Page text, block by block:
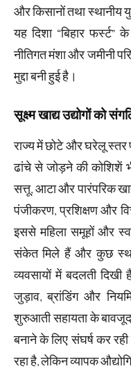
और किसानों तथा
यह दिशा “बिहार
नीतिगत मंशा और जमीनी
मुद्दा बनी हुई है।
सूक्ष्म खाद्य उद्योगों को
राज्य में छोटे और घरेलू स्तर
ढांचे से जोड़ने की कोशिशें
सत्तू, आटा और पारंपरिक
पंजीकरण, प्रशिक्षण और
इससे महिला समूहों और
संकेत मिले हैं और कुछ
व्यवसायों में बदलती दिखी
जुड़ाव, ब्रांडिंग और
शुरुआती सहायता के
बनाने के लिए संघर्ष कर
रहा है, लेकिन व्यापक